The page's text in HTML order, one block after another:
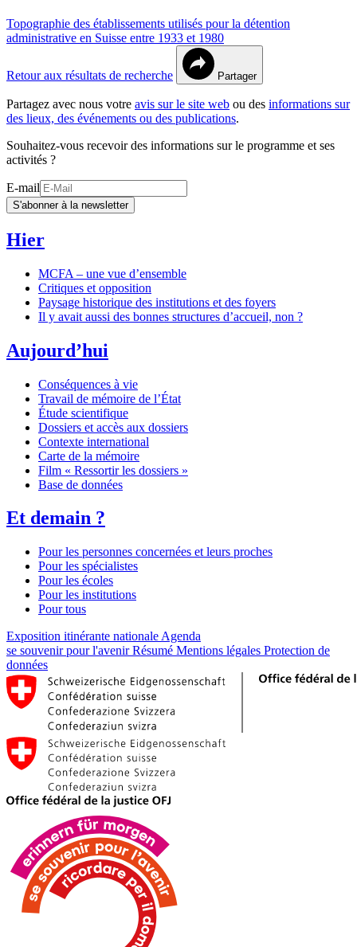
Topographie des établissements utilisés pour la détention
administrative en Suisse entre 1933 et 1980
Retour aux résultats de recherche Partager
Partagez avec nous votre avis sur le site web ou des informations sur
des lieux, des événements ou des publications.
Souhaitez-vous recevoir des informations sur le programme et ses
activités ?
E-mail
S'abonner à la newsletter
Hier
MCFA – une vue d’ensemble
Critiques et opposition
Paysage historique des institutions et des foyers
Il y avait aussi des bonnes structures d’accueil, non ?
Aujourd’hui
Conséquences à vie
Travail de mémoire de l’État
Étude scientifique
Dossiers et accès aux dossiers
Contexte international
Carte de la mémoire
Film « Ressortir les dossiers »
Base de données
Et demain ?
Pour les personnes concernées et leurs proches
Pour les spécialistes
Pour les écoles
Pour les institutions
Pour tous
Exposition itinérante nationale Agenda
se souvenir pour l'avenirRésumé Mentions légales Protection de
données